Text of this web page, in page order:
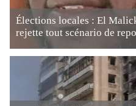
Élections locales : El
rejette tout scénario de